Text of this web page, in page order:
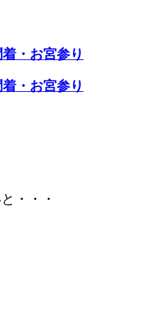
・お宮参り
・お宮参り
・・・